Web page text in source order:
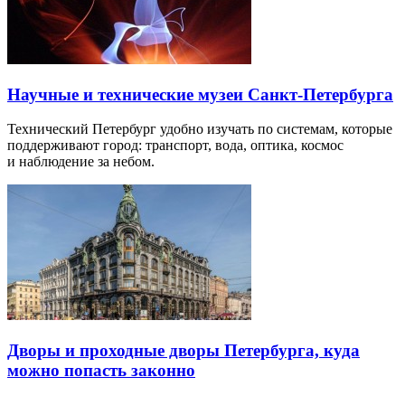
Научные и технические музеи Санкт-Петербурга
Технический Петербург удобно изучать по системам, которые
поддерживают город: транспорт, вода, оптика, космос
и наблюдение за небом.
Дворы и проходные дворы Петербурга, куда
можно попасть законно